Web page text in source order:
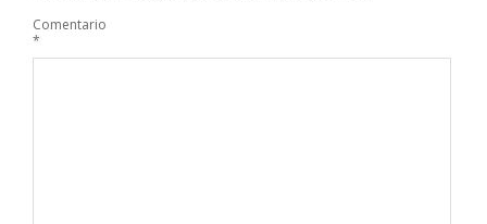
Comentario
*